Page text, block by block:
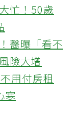
忙！50歲
醫曝「看不
險大增
用付房租
寒